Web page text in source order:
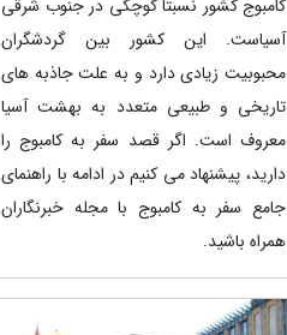
کامبوج کشور نسبتا کوچکی در جنوب شرقی
آسیاست. این کشور بین گردشگران
محبوبیت زیادی دارد و به علت جاذبه های
تاریخی و طبیعی متعدد به بهشت آسیا
معروف است. اگر قصد سفر به کامبوج را
دارید، پیشنهاد می کنیم در ادامه با راهنمای
جامع سفر به کامبوج با مجله خبرنگاران
همراه باشید.